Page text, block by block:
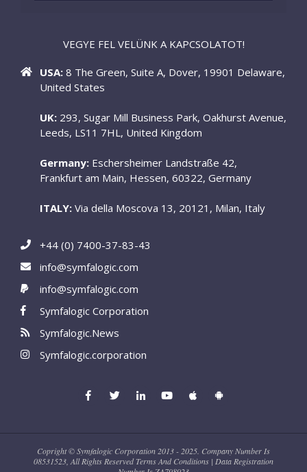
VEGYE FEL VELÜNK A KAPCSOLATOT!
USA: 8 The Green, Suite A, Dover, 19901 Delaware,
United States
UK: 293, Sugar Mill Business Park, Oakhurst Avenue,
Leeds, LS11 7HL, United Kingdom
Germany: Eschersheimer Landstraße 42,
Frankfurt am Main, Hessen, 60322, Germany
ITALY: Via della Moscova 13, 20121, Milan, Italy
+44 (0) 7400-37-83-43
info@symfalogic.com
info@symfalogic.com
Symfalogic Corporation
Symfalogic.News
Symfalogic.corporation
Copright © Symfalogic Corporation 2013 - 2025. Company Number Is
08531523, All Rights Reserved Terms And Conditions | Data Registration